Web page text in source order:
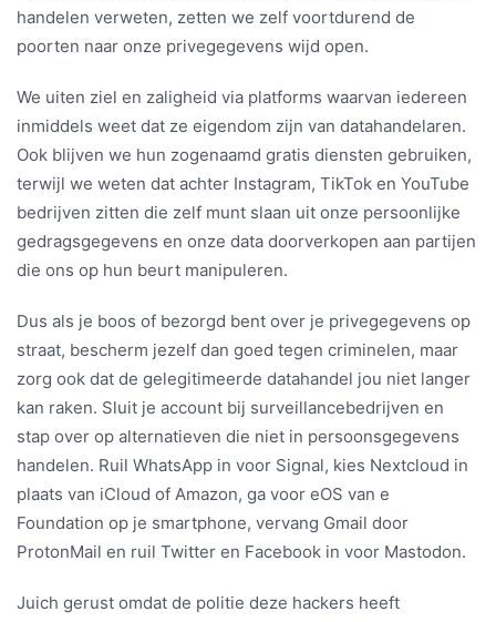
handelen verweten, zetten we zelf voortdurend de
poorten naar onze privegegevens wijd open.
We uiten ziel en zaligheid via platforms waarvan iedereen
inmiddels weet dat ze eigendom zijn van datahandelaren.
Ook blijven we hun zogenaamd gratis diensten gebruiken,
terwijl we weten dat achter ­Instagram, TikTok en YouTube
bedrijven zitten die zelf munt slaan uit onze persoonlijke
gedragsgegevens en onze data doorverkopen aan partijen
die ons op hun beurt manipuleren.
Dus als je boos of bezorgd bent over je privegegevens op
straat, bescherm jezelf dan goed tegen criminelen, maar
zorg ook dat de gelegitimeerde datahandel jou niet langer
kan raken. Sluit je account bij surveillancebedrijven en
stap over op alternatieven die niet in persoonsgegevens
handelen. Ruil WhatsApp in voor Signal, kies Nextcloud in
plaats van iCloud of Amazon, ga voor eOS van e
Foundation op je smartphone, vervang Gmail door
ProtonMail en ruil Twitter en Facebook in voor Mastodon.
Juich gerust omdat de politie deze hackers heeft